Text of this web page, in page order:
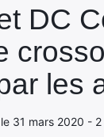
DC
les
31 mars 2020 -